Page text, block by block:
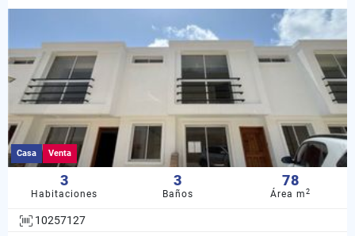
Casa Venta
3
Habitaciones
3
Baños
78
Área m2
10257127